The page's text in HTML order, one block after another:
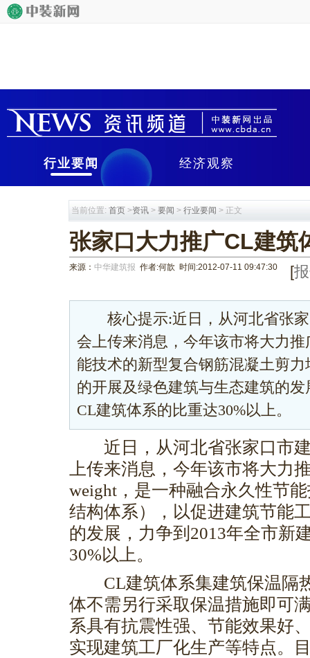
行业要闻 经济观察
当前位置: 首页 >资讯 > 要闻 > 行业要闻 > 正文
张家口大力推广CL建筑
来源： 中华建筑报 作者:何歆 时间:2012-07-11 09:47:30 [
核心提示:近日，从河北省张家
会上传来消息，今年该市将大力
能技术的新型复合钢筋混凝土剪
的开展及绿色建筑与生态建筑的
CL建筑体系的比重达30%以上。
近日，从河北省张家口市建
上传来消息，今年该市将大力
weight，是一种融合永久性节
结构体系），以促进建筑节能
的发展，力争到2013年全市新
30%以上。
CL建筑体系集建筑保温隔
体不需另行采取保温措施即可
系具有抗震性强、节能效果好
实现建筑工厂化生产等特点。